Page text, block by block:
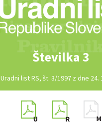
Številka 3
Uradni list RS, št. 3/1997 z dne 24.